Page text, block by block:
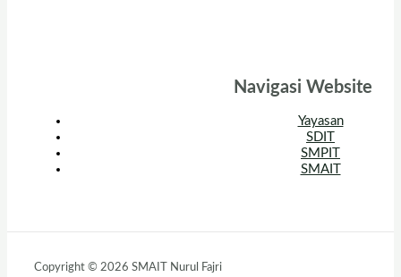
Navigasi Website
Yayasan
SDIT
SMPIT
SMAIT
Copyright © 2026 SMAIT Nurul Fajri